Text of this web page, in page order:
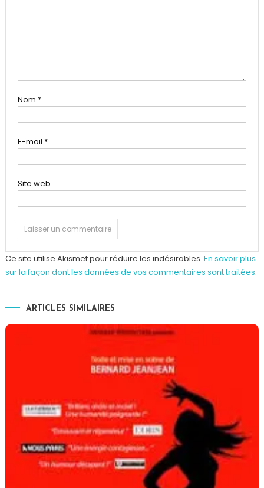
Nom *
E-mail *
Site web
Ce site utilise Akismet pour réduire les indésirables. En savoir plus
sur la façon dont les données de vos commentaires sont traitées.
ARTICLES SIMILAIRES